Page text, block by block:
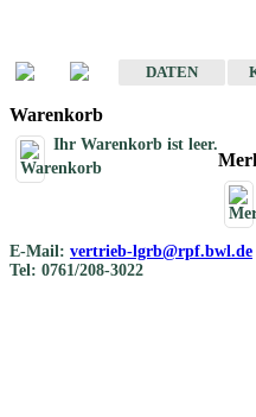
DATEN
Warenkorb
Ihr Warenkorb ist leer.
E-Mail: vertrieb-lgrb@rpf.bwl.de
Tel: 0761/208-3022